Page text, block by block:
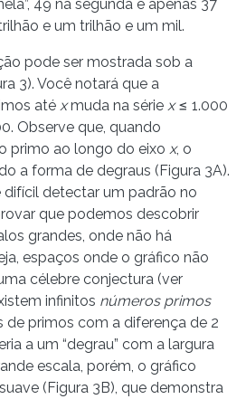
49 na segunda e apenas 37
e um trilhão e um mil.
pode ser mostrada sob a
3). Você notará que a
até xmuda na série x≤ 1.000
Observe que, quando
primo ao longo do eixo x, o
a forma de degraus (Figura 3A).
difícil detectar um padrão no
que podemos descobrir
grandes, onde não há
espaços onde o gráfico não
célebre conjectura (ver
infinitos números primos
de primos com a diferença de 2
a um “degrau” com a largura
escala, porém, o gráfico
(Figura 3B), que demonstra